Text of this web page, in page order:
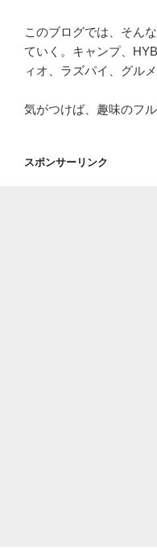
このブログでは、そん
ていく。キャンプ、
ィオ、ラズパイ、グル
気がつけば、趣味のフ
スポンサーリンク